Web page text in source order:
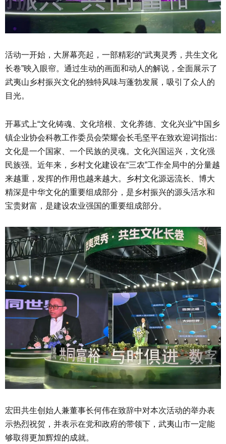
活动一开始，大屏幕亮起，一部精彩的“武夷灵秀，共生文化
长卷”映入眼帘。通过生动的画面和动人的解说，全面展示了
武夷山乡村振兴文化的独特风味与蓬勃发展，吸引了众人的
目光。
开幕式上“文化铸魂、文化培根、文化养德、文化兴业”中国乡
镇企业协会科教工作委员会荣耀会长毛坚平在致欢迎词指出:
文化是一个国家、一个民族的灵魂。文化兴国运兴，文化强
民族强。近年来，乡村文化建设在“三农”工作全局中的分量越
来越重，发挥的作用也越来越大。乡村文化源远流长、博大
精深是中华文化的重要组成部分，是乡村振兴的源头活水和
宝贵财富，是建设农业强国的重要组成部分。
宏田共生创始人兼董事长何伟在致辞中对本次活动的举办表
示热烈祝贺，并表示在党和政府的带领下，武夷山市一定能
够取得更加辉煌的成就。